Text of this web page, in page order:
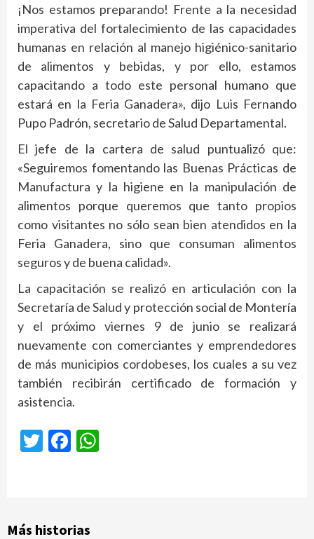
¡Nos estamos preparando! Frente a la necesidad
imperativa del fortalecimiento de las capacidades
humanas en relación al manejo higiénico-sanitario
de alimentos y bebidas, y por ello, estamos
capacitando a todo este personal humano que
estará en la Feria Ganadera», dijo Luis Fernando
Pupo Padrón, secretario de Salud Departamental.
El jefe de la cartera de salud puntualizó que:
«Seguiremos fomentando las Buenas Prácticas de
Manufactura y la higiene en la manipulación de
alimentos porque queremos que tanto propios
como visitantes no sólo sean bien atendidos en la
Feria Ganadera, sino que consuman alimentos
seguros y de buena calidad».
La capacitación se realizó en articulación con la
Secretaría de Salud y protección social de Montería
y el próximo viernes 9 de junio se realizará
nuevamente con comerciantes y emprendedores
de más municipios cordobeses, los cuales a su vez
también recibirán certificado de formación y
asistencia.
TwitterFacebook
Más historias